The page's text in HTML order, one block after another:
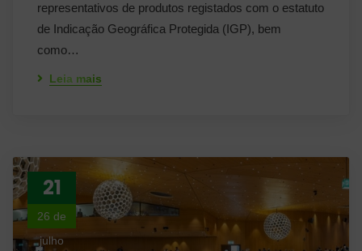
representativos de produtos registados com o estatuto
de Indicação Geográfica Protegida (IGP), bem
como…
Leia mais
21
26 de
julho